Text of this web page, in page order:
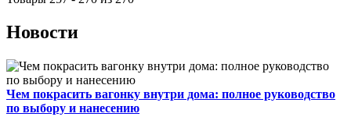
Новости
Чем покрасить вагонку внутри дома: полное руководство
по выбору и нанесению